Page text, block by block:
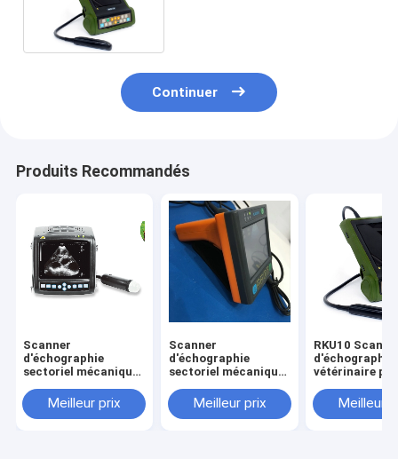
Continuer
Produits Recommandés
Scanner
d'échographie
sectoriel mécanique
Meilleur prix
Scanner
d'échographie
sectoriel mécanique
MSU3Meilleur prix
RKU10
d'échographie
vétérinaire
Meilleur